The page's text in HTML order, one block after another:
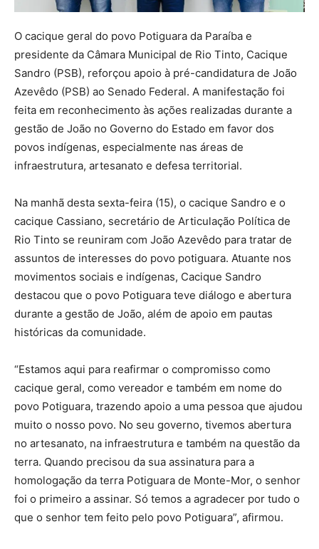
O cacique geral do povo Potiguara da Paraíba e
presidente da Câmara Municipal de Rio Tinto, Cacique
Sandro (PSB), reforçou apoio à pré-candidatura de João
Azevêdo (PSB) ao Senado Federal. A manifestação foi
feita em reconhecimento às ações realizadas durante a
gestão de João no Governo do Estado em favor dos
povos indígenas, especialmente nas áreas de
infraestrutura, artesanato e defesa territorial.
Na manhã desta sexta-feira (15), o cacique Sandro e o
cacique Cassiano, secretário de Articulação Política de
Rio Tinto se reuniram com João Azevêdo para tratar de
assuntos de interesses do povo potiguara. Atuante nos
movimentos sociais e indígenas, Cacique Sandro
destacou que o povo Potiguara teve diálogo e abertura
durante a gestão de João, além de apoio em pautas
históricas da comunidade.
“Estamos aqui para reafirmar o compromisso como
cacique geral, como vereador e também em nome do
povo Potiguara, trazendo apoio a uma pessoa que ajudou
muito o nosso povo. No seu governo, tivemos abertura
no artesanato, na infraestrutura e também na questão da
terra. Quando precisou da sua assinatura para a
homologação da terra Potiguara de Monte-Mor, o senhor
foi o primeiro a assinar. Só temos a agradecer por tudo o
que o senhor tem feito pelo povo Potiguara”, afirmou.